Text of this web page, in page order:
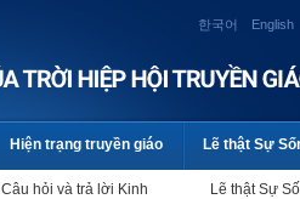
한국어 English
Hiện trạng truyền giáo Lẽ thật Sự
Câu hỏi và trả lời Kinh
Lẽ thật Sự